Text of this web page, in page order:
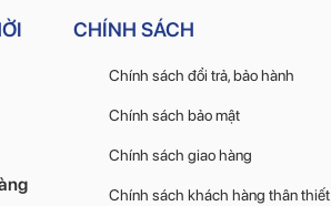
CHÍNH SÁCH
Chính sách đổi trả, bảo hành
Chính sách bảo mật
Chính sách giao hàng
Chính sách khách hàng thân thiết